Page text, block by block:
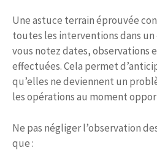
Une astuce terrain éprouvée
toutes les interventions dans
vous notez dates, observations
effectuées. Cela permet
qu’elles ne deviennent un
les opérations au moment
Ne pas négliger l’observation
que :